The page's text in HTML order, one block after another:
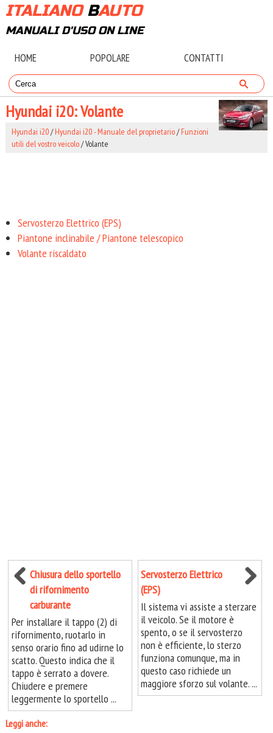
ITALIANOBAUTO
MANUALI D'USO ON LINE
HOME POPOLARE CONTATTI
Hyundai i20: Volante
Hyundai i20/Hyundai i20 - Manuale del proprietario/Funzioni
utili del vostro veicolo/ Volante
Servosterzo Elettrico (EPS)
Piantone inclinabile / Piantone telescopico
Volante riscaldato
Chiusura dello sportello
di rifornimento
carburante
Per installare il tappo (2) di
rifornimento, ruotarlo in
senso orario fino ad udirne lo
scatto. Questo indica che il
tappo è serrato a dovere.
Chiudere e premere
leggermente lo sportello ...
Servosterzo Elettrico
(EPS)
Il sistema vi assiste a sterzare
il veicolo. Se il motore è
spento, o se il servosterzo
non è efficiente, lo sterzo
funziona comunque, ma in
questo caso richiede un
maggiore sforzo sul volante. ...
Leggi anche: